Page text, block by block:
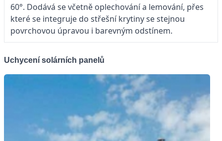
60°. Dodává se včetně oplechování a lemování, přes
které se integruje do střešní krytiny se stejnou
povrchovou úpravou i barevným odstínem.
Uchycení solárních panelů